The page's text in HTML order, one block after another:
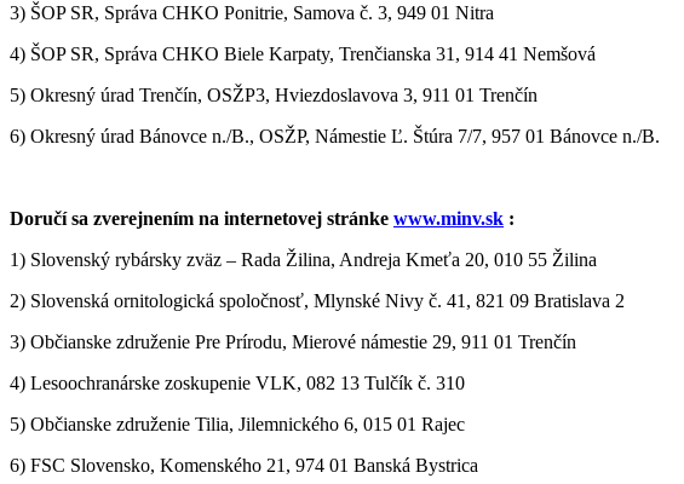
3) ŠOP SR, Správa CHKO Ponitrie, Samova č. 3, 949 01 Nitra
4) ŠOP SR, Správa CHKO Biele Karpaty, Trenčianska 31, 914 41 Nemšová
5) Okresný úrad Trenčín, OSŽP3, Hviezdoslavova 3, 911 01 Trenčín
6) Okresný úrad Bánovce n./B., OSŽP, Námestie Ľ. Štúra 7/7, 957 01 Bánovce n./B.
Doručí sa zverejnením na internetovej stránke www.minv.sk :
1) Slovenský rybársky zväz – Rada Žilina, Andreja Kmeťa 20, 010 55 Žilina
2) Slovenská ornitologická spoločnosť, Mlynské Nivy č. 41, 821 09 Bratislava 2
3) Občianske združenie Pre Prírodu, Mierové námestie 29, 911 01 Trenčín
4) Lesoochranárske zoskupenie VLK, 082 13 Tulčík č. 310
5) Občianske združenie Tilia, Jilemnického 6, 015 01 Rajec
6) FSC Slovensko, Komenského 21, 974 01 Banská Bystrica